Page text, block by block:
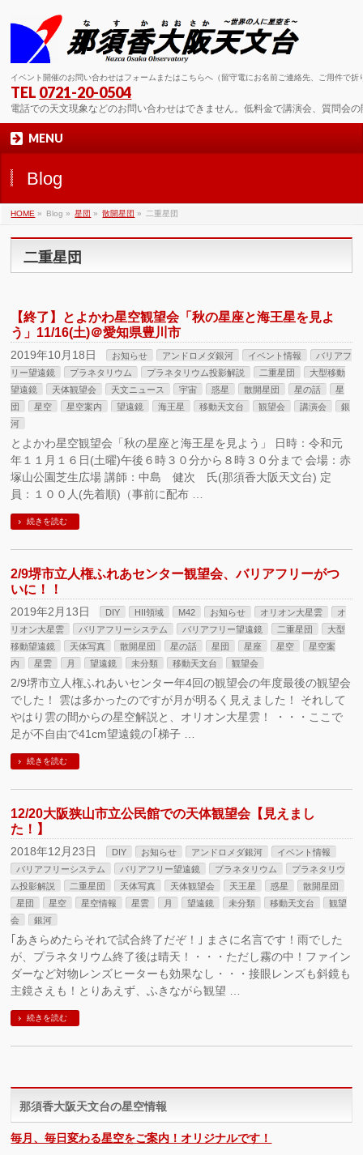
イベント開催のお問い合わせはフォームまたはこちらへ（留守電にお名前ご連絡先、ご用件で折
TEL 0721-20-0504
電話での天文現象などのお問い合わせはできません。低料金で講演会、質問会
MENU
Blog
HOME » Blog » 星団 » 散開星団 » 二重星団
二重星団
【終了】とよかわ星空観望会「秋の星座と海王星を見よ
う」11/16(土)＠愛知県豊川市
2019年10月18日 お知らせ アンドロメダ銀河 イベント情報
バリアフ
リー望遠鏡
プラネタリウム プラネタリウム投影解説 二重星団
大型移動
望遠鏡
天体観望会 天文ニュース 宇宙 惑星 散開星団 星の話
星
団
星空 星空案内 望遠鏡 海王星 移動天文台 観望会 講演会
銀
河
とよかわ星空観望会「秋の星座と海王星を見よう」 日時：令和元
年１１月１６日(土曜)午後６時３０分から８時３０分まで 会場：赤
塚山公園芝生広場 講師：中島 健次 氏(那須香大阪天文台) 定
員：１００人(先着順)（事前に配布 …
続きを読む
2/9堺市立人権ふれあセンター観望会、バリアフリーがつ
いに！！
2019年2月13日 DIY HII領域 M42 お知らせ オリオン大星雲
オ
リオン大星雲
バリアフリーシステム バリアフリー望遠鏡 二重星団
大型
移動望遠鏡
天体写真 散開星団 星の話 星団 星座 星空
星空案
内
星雲 月 望遠鏡 未分類 移動天文台 観望会
2/9堺市立人権ふれあいセンター年4回の観望会の年度最後の観望会
でした！ 雲は多かったのですが月が明るく見えました！ それして
やはり雲の間からの星空解説と、オリオン大星雲！ ・・・ここで
足が不自由で41cm望遠鏡の｢梯子 …
続きを読む
12/20大阪狭山市立公民館での天体観望会【見えまし
た！】
2018年12月23日 DIY お知らせ アンドロメダ銀河
イベント情報
バリアフリーシステム
バリアフリー望遠鏡 プラネタリウム
プラネタリウ
ム投影解説
二重星団 天体写真 天体観望会 天王星 惑星
散開星団
星団
星空 星空情報 星雲 月 望遠鏡 未分類 移動天文台
観望
会
銀河
｢あきらめたらそれで試合終了だぞ！｣ まさに名言です！雨でした
が、プラネタリウム終了後は晴天！・・・ただし霧の中！ファイン
ダーなど対物レンズヒーターも効果なし・・・接眼レンズも斜鏡も
主鏡さえも！とりあえず、ふきながら観望 …
続きを読む
那須香大阪天文台の星空情報
毎月、毎日変わる星空をご案内！オリジナルです！